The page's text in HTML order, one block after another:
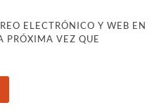
ELECTRÓNICO Y WEB EN
PRÓXIMA VEZ QUE